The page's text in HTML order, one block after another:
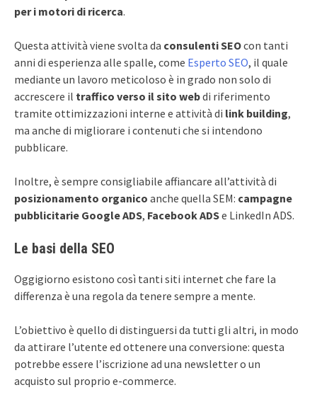
per i motori di ricerca.
Questa attività viene svolta da consulenti SEOcon tanti
anni di esperienza alle spalle, come Esperto SEO, il quale
mediante un lavoro meticoloso è in grado non solo di
accrescere il traffico verso il sito webdi riferimento
tramite ottimizzazioni interne e attività di link building,
ma anche di migliorare i contenuti che si intendono
pubblicare.
Inoltre, è sempre consigliabile affiancare all’attività di
posizionamento organico anche quella SEM: campagne
pubblicitarie Google ADS, Facebook ADSe LinkedIn ADS.
Le basi della SEO
Oggigiorno esistono così tanti siti internet che fare la
differenza è una regola da tenere sempre a mente.
L’obiettivo è quello di distinguersi da tutti gli altri, in modo
da attirare l’utente ed ottenere una conversione: questa
potrebbe essere l’iscrizione ad una newsletter o un
acquisto sul proprio e-commerce.